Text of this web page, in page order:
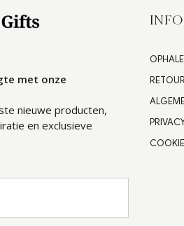
met onze
nieuwe producten,
en exclusieve